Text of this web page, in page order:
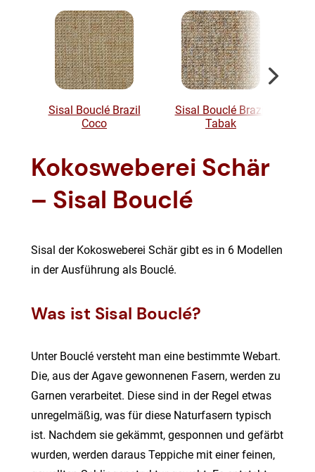
Sisal Bouclé Brazil
Coco
Sisal Bouclé Brazil
Tabak
Kokosweberei Schär
– Sisal Bouclé
Sisal der Kokosweberei Schär gibt es in 6 Modellen
in der Ausführung als Bouclé.
Was ist Sisal Bouclé?
Unter Bouclé versteht man eine bestimmte Webart.
Die, aus der Agave gewonnenen Fasern, werden zu
Garnen verarbeitet. Diese sind in der Regel etwas
unregelmäßig, was für diese Naturfasern typisch
ist. Nachdem sie gekämmt, gesponnen und gefärbt
wurden, werden daraus Teppiche mit einer feinen,